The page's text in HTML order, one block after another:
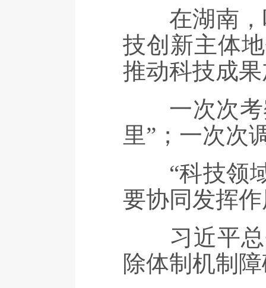
在湖南，听
技创新主体
推动科技成
一次次考察
里”；一次次
“科技领域
要协同发挥
习近平总
除体制机制